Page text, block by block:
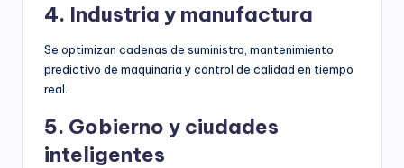
4. Industria y manufactura
Se optimizan cadenas de suministro, mantenimiento
predictivo de maquinaria y control de calidad en tiempo
real.
5. Gobierno y ciudades
inteligentes